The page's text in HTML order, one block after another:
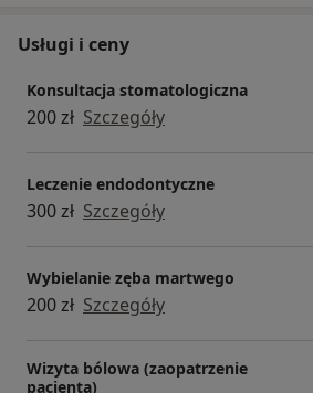
Usługi i ceny
Konsultacja stomatologiczna
200 zł Szczegóły
Leczenie endodontyczne
300 zł Szczegóły
Wybielanie zęba martwego
200 zł Szczegóły
Wizyta bólowa (zaopatrzenie
pacjenta)